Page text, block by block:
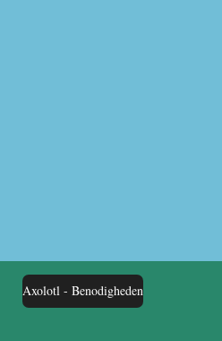
Axolotl - Benodigheden